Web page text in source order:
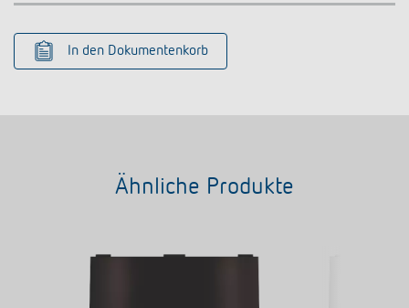
In den Dokumentenkorb
Ähnliche Produkte